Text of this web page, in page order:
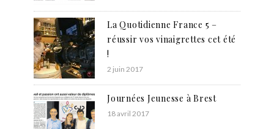
La Quotidienne France 5 –
réussir vos vinaigrettes cet été
!
2 juin 2017
Journées Jeunesse à Brest
18 avril 2017